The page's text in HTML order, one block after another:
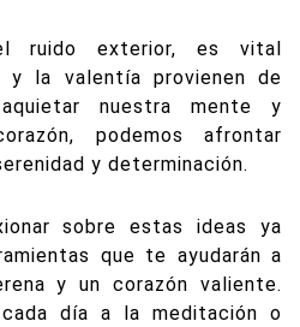
ruido exterior, es vital
y la valentía provienen de
nuestra mente y
podemos afrontar
y determinación.
sobre estas ideas ya
que te ayudarán a
y un corazón valiente.
día a la meditación o